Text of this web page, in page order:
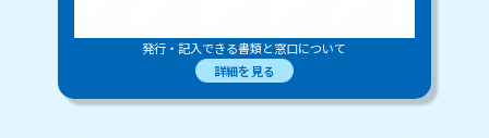
発行・記入できる書類と窓口について
詳細を見る